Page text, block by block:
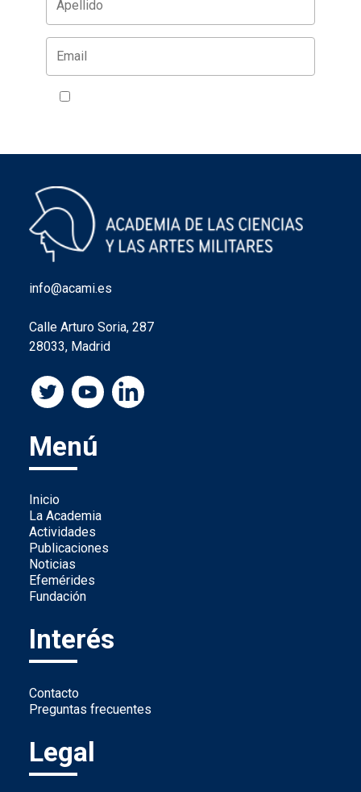
info@acami.es
Calle Arturo Soria, 287
28033, Madrid
Menú
Inicio
La Academia
Actividades
Publicaciones
Noticias
Efemérides
Fundación
Interés
Contacto
Preguntas frecuentes
Legal